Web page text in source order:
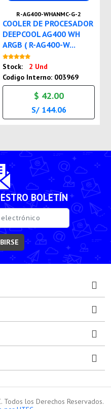
R-AG400-WHANMC-G-2
COOLER DE PROCESADOR
DEEPCOOL AG400 WH
ARGB ( R-AG400-W...
Stock:
2 Und
Codigo Interno: 003969
$ 42.00
S/ 144.06
BOLETÍN
Todos los Derechos Reservados.